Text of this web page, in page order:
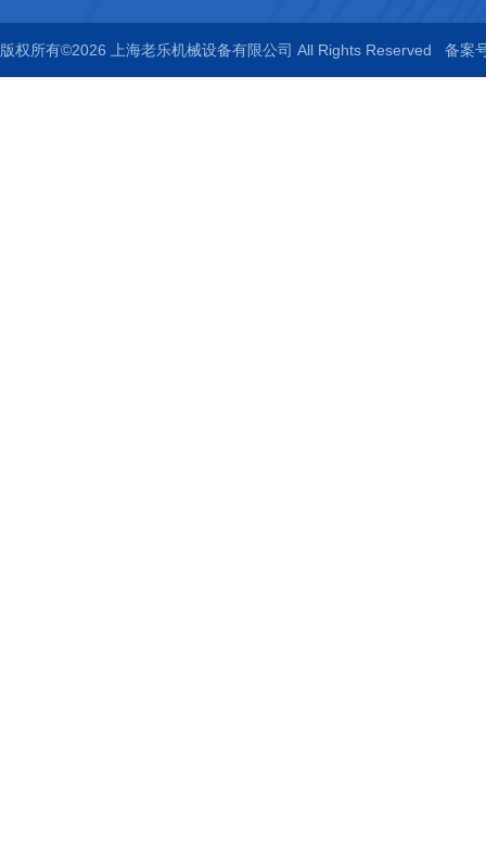
版权所有©2026 上海老乐机械设备有限公司 All Rights Reserved 备案